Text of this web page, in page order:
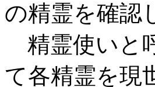
の精霊を確認
精霊使いと
て各精霊を現